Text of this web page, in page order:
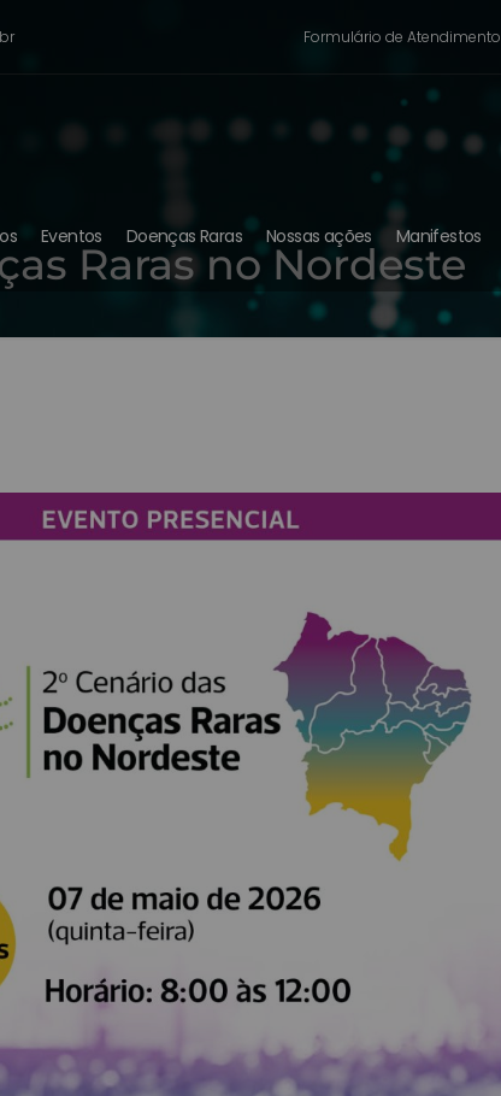
Formulário de Atendimento
Eventos Doenças Raras Nossas ações Manifestos
Raras no Nordeste